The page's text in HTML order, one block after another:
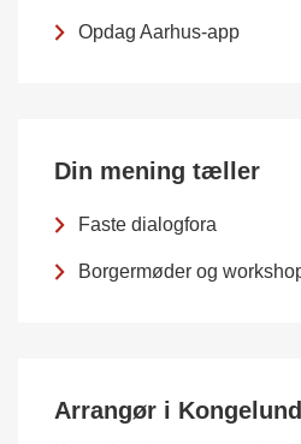
Opdag Aarhus-app
Din mening tæller
Faste dialogfora
Borgermøder og
Arrangør i